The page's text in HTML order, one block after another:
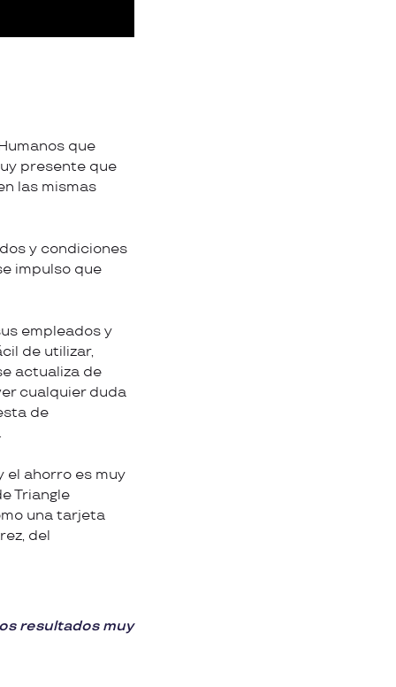
que
presente que
las mismas
y condiciones
impulso que
empleados y
de utilizar,
actualiza de
cualquier duda
de
el ahorro es muy
Triangle
una tarjeta
del
resultados muy